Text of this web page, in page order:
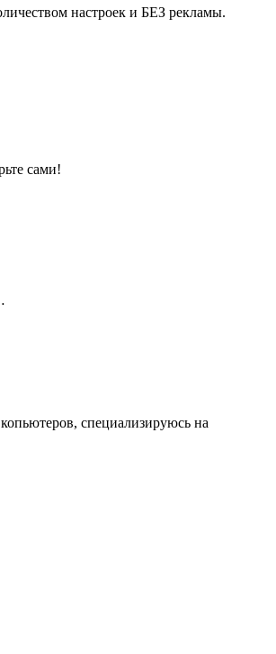
настроек и БЕЗ рекламы.
сами!
специализируюсь на